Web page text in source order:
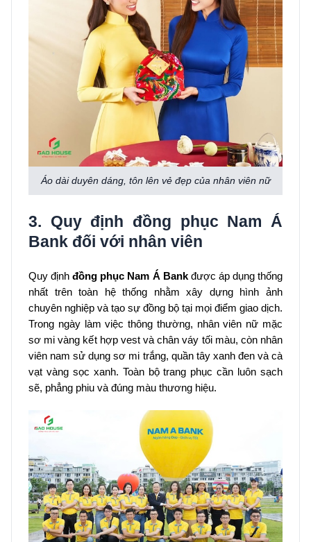
Áo dài duyên dáng, tôn lên vẻ đẹp của nhân viên nữ
3. Quy định đồng phục Nam Á
Bank đối với nhân viên
Quy địnhđồng phục Nam Á Bank được áp dụng thống
nhất trên toàn hệ thống nhằm xây dựng hình ảnh
chuyên nghiệp và tạo sự đồng bộ tại mọi điểm giao dịch.
Trong ngày làm việc thông thường, nhân viên nữ mặc
sơ mi vàng kết hợp vest và chân váy tối màu, còn nhân
viên nam sử dụng sơ mi trắng, quần tây xanh đen và cà
vạt vàng sọc xanh. Toàn bộ trang phục cần luôn sạch
sẽ, phẳng phiu và đúng màu thương hiệu.